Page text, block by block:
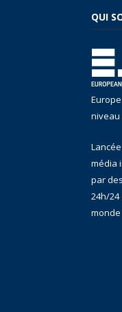
QUI
média
par
24h/